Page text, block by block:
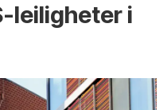
leiligheter i